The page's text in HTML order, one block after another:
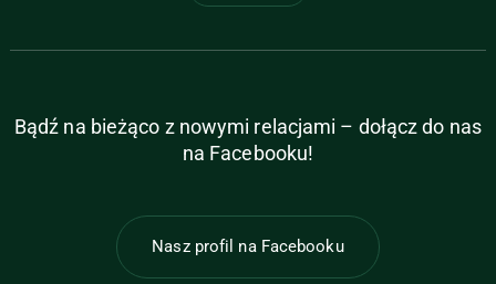
Bądź na bieżąco z nowymi relacjami – dołącz do nas
na Facebooku!
Nasz profil na Facebooku